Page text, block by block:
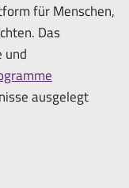
für Menschen,
Das
und
ausgelegt